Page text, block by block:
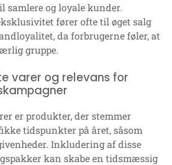
samlere og loyale kunder.
fører ofte til øget salg
da forbrugerne føler, at
gruppe.
varer og relevans for
er produkter, der stemmer
tidspunkter på året, såsom
Inkludering af disse
kan skabe en tidsmæssig